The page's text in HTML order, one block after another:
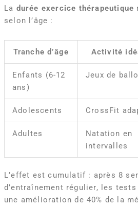
La durée exercice thérapeutique
selon l’âge :
Tranche d’âge Activité
Enfants (6-12
ans)
Jeux de
Adolescents CrossFit
Adultes
Natation en
intervalles
L’effet est cumulatif : après 8
d’entraînement régulier, les
une amélioration de 40% de la